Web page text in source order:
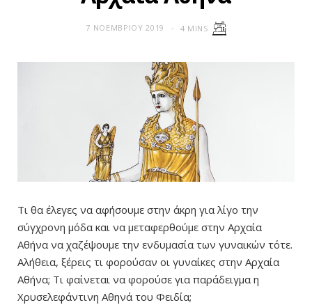
7 ΝΟΕΜΒΡΊΟΥ 2019 4 MINS
Τι θα έλεγες να αφήσουμε στην άκρη για λίγο την
σύγχρονη μόδα και να μεταφερθούμε στην Αρχαία
Αθήνα να χαζέψουμε την ενδυμασία των γυναικών τότε.
Αλήθεια, ξέρεις τι φορούσαν οι γυναίκες στην Αρχαία
Αθήνα; Τι φαίνεται να φορούσε για παράδειγμα η
Χρυσελεφάντινη Αθηνά του Φειδία;